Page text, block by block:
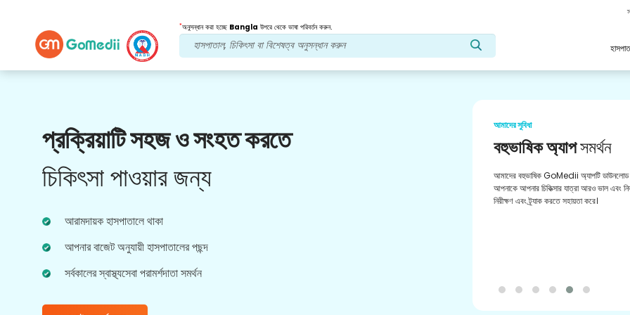
*অনুসন্ধান করা হচ্ছে Bangla উপরে থেকে ভাষা পরিবর্তন করুন.
প্রক্রিয়াটি সহজ ও সংহত করতে
চিকিৎসা পাওয়ার জন্য
আরামদায়ক হাসপাতালে থাকা
আপনার বাজেট অনুযায়ী হাসপাতালের পছন্দ
সর্বকালের স্বাস্থ্যসেবা পরামর্শদাতা সমর্থন
আমাদের সুবিধা
অনলাইন ভিডিওপরামর্শ
ভাল স্বাস্থ্যসেবা অভিজ্ঞতার জন্য বাস্তব সময়ে চিকিত্সা সংক্রান্ত
আমাদের সবচেয়ে অভিজ্ঞ ডাক্তারদের সাথে অনলাইন পরামর্শ।
আমাদের সুবিধা
বহুভাষিক অ্যাপসমর্থন
আমাদের বহুভাষিক GoMedii অ্যাপটি
আপনাকে আপনার চিকিত্সার যাত্রা আরও ভাল এবং
নিরীক্ষণ এবং ট্র্যাক করতে সহায়তা করে।